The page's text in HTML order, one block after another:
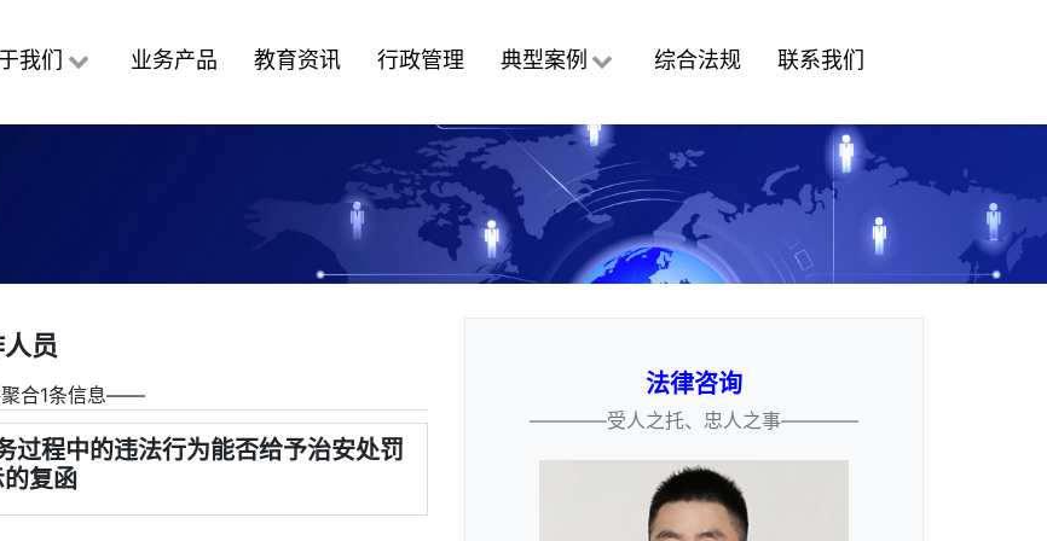
我们 业务产品 教育资讯 行政管理 典型案例 综合法规 联系我们
员
合1条信息――
过程中的违法行为能否给予治安处罚
复函
法律咨询
————受人之托、忠人之事————